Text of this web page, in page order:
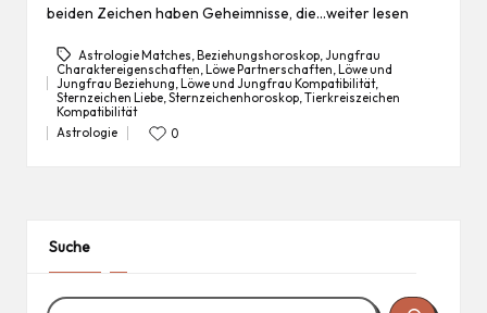
beiden Zeichen haben Geheimnisse, die…weiter lesen
Tags:
Astrologie Matches,Beziehungshoroskop,Jungfrau
Charaktereigenschaften,Löwe Partnerschaften,Löwe und
Jungfrau Beziehung,Löwe und Jungfrau Kompatibilität,
Sternzeichen Liebe,Sternzeichenhoroskop,Tierkreiszeichen
Kompatibilität
Posted
Astrologie 0
Suche